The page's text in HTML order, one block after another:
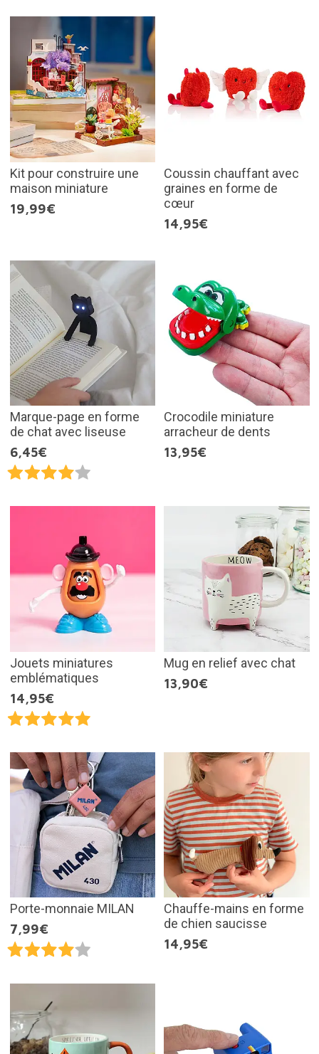
Kit pour construire une
maison miniature
19,99€
Coussin chauffant avec
graines en forme de
cœur
14,95€
Marque-page en forme
de chat avec liseuse
6,45€
Crocodile miniature
arracheur de dents
13,95€
Jouets miniatures
emblématiques
14,95€
Mug en relief avec chat
13,90€
Porte-monnaie MILAN
7,99€
Chauffe-mains en forme
de chien saucisse
14,95€